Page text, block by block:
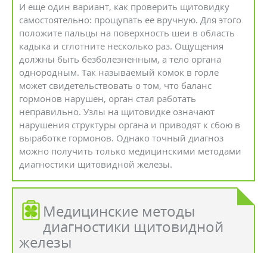
И еще один вариант, как проверить щитовидку
самостоятельно: прощупать ее вручную. Для этого
положите пальцы на поверхность шеи в область
кадыка и сглотните несколько раз. Ощущения
должны быть безболезненным, а тело органа
однородным. Так называемый комок в горле
может свидетельствовать о том, что баланс
гормонов нарушен, орган стал работать
неправильно. Узлы на щитовидке означают
нарушения структуры органа и приводят к сбою в
выработке гормонов. Однако точный диагноз
можно получить только медицинскими методами
диагностики щитовидной железы.
Медицинские методы
диагностики щитовидной
железы